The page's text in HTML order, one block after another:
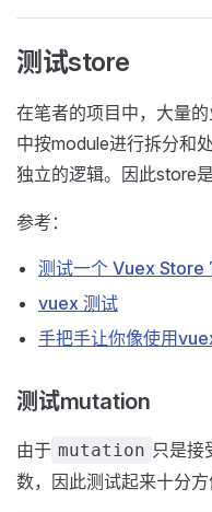
测试store
在笔者的项目中，大量
中按module进行拆分和
独立的逻辑。因此store
参考：
测试一个 Vuex Store
vuex 测试
手把手让你像使用
测试mutation
由于 mutation 只是接
数，因此测试起来十分方